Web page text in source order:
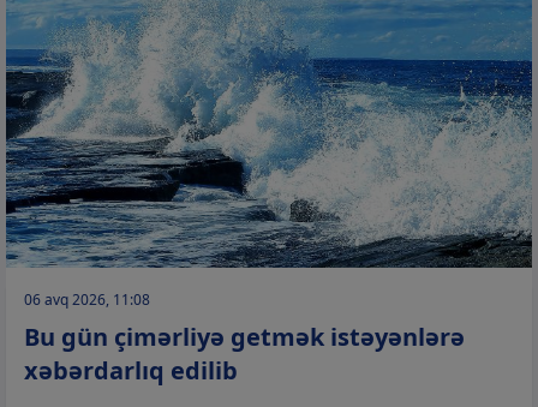
06 avq 2026, 11:08
Bu gün çimərliyə getmək istəyənlərə
xəbərdarlıq edilib